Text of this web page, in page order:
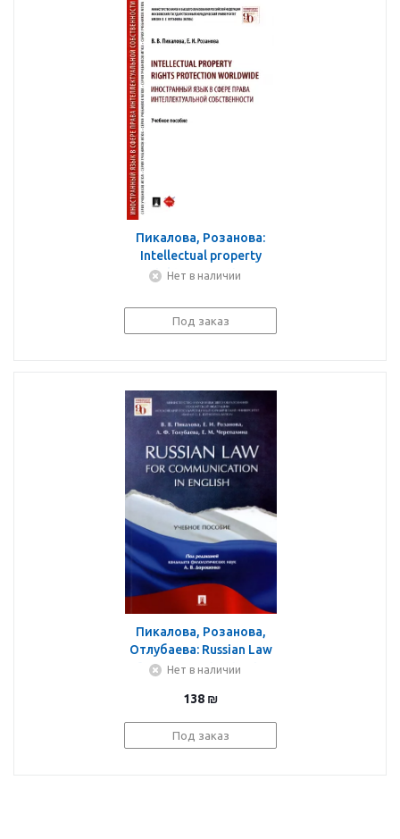
Пикалова, Розанова:
Intellectual property
rights protection
язык в сфере права
интеллект. собств.
Нет в наличии
Под заказ
Пикалова, Розанова,
Отлубаева: Russian Law
for Communication in
пособие
Нет в наличии
138 ₪
Под заказ